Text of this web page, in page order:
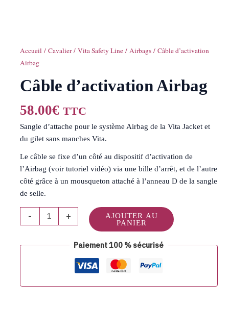
Accueil /Cavalier/Vita Safety Line /Airbags / Câble d’activation
Airbag
Câble d’activation Airbag
58.00€ TTC
Sangle d’attache pour le système Airbag de la Vita Jacket et
du gilet sans manches Vita.
Le câble se fixe d’un côté au dispositif d’activation de
l’Airbag (voir tutoriel vidéo) via une bille d’arrêt, et de l’autre
côté grâce à un mousqueton attaché à l’anneau D de la sangle
de selle.
- +
AJOUTER AU
PANIER
Paiement 100 % sécurisé